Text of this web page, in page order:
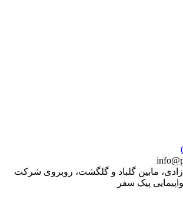
آزادی، مابین گلباد و گلگشت، روبروی شرکت
پیک سفر